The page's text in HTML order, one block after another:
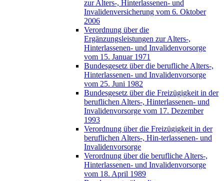
zur Alters-, Hinterlassenen- und
Invalidenversicherung vom 6. Oktober
2006
Verordnung über die
Ergänzungsleistungen zur Alters-,
Hinterlassenen- und Invalidenvorsorge
vom 15. Januar 1971
Bundesgesetz über die berufliche Alters-,
Hinterlassenen- und Invalidenvorsorge
vom 25. Juni 1982
Bundesgesetz über die Freizügigkeit in der
beruflichen Alters-, Hinterlassenen- und
Invalidenvorsorge vom 17. Dezember
1993
Verordnung über die Freizügigkeit in der
beruflichen Alters-, Hin-terlassenen- und
Invalidenvorsorge
Verordnung über die berufliche Alters-,
Hinterlassenen- und Invalidenvorsorge
vom 18. April 1989